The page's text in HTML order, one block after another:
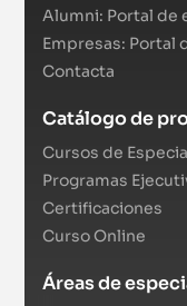
Alumni: Portal de
Empresas: Portal
Contacta
Catálogo de
Cursos de
Programas
Certificaciones
Curso Online
Áreas de